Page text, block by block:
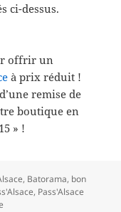
ci-dessus.
offrir un
à prix réduit !
remise de
boutique en
» !
, Batorama, bon
, Pass'Alsace